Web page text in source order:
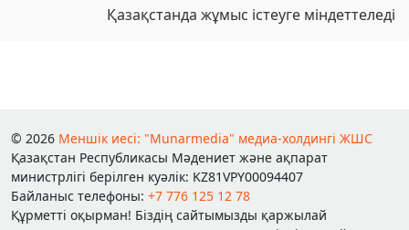
Қазақстанда жұмыс істеуге міндеттеледі
© 2026 Меншік иесі: "Munarmedia" медиа-холдингі ЖШС
Қазақстан Республикасы Мәдениет және ақпарат
министрлігі берілген куәлік: KZ81VPY00094407
Байланыс телефоны: +7 776 125 12 78
Құрметті оқырман! Біздің сайтымызды қаржылай